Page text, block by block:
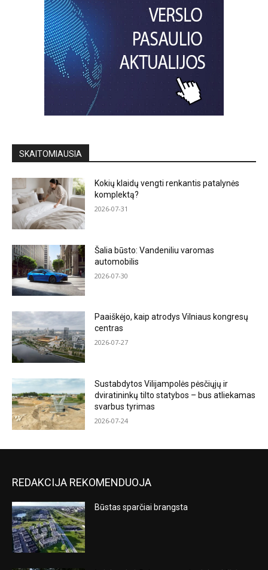
SKAITOMIAUSIA
Kokių klaidų vengti renkantis patalynės
komplektą?
2026-07-31
Šalia būsto: Vandeniliu varomas
automobilis
2026-07-30
Paaiškėjo, kaip atrodys Vilniaus kongresų
centras
2026-07-27
Sustabdytos Vilijampolės pėsčiųjų ir
dviratininkų tilto statybos – bus atliekamas
svarbus tyrimas
2026-07-24
REDAKCIJA REKOMENDUOJA
Būstas sparčiai brangsta